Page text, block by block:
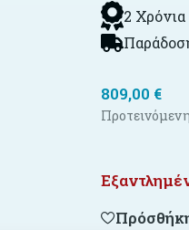
2
809,00 €